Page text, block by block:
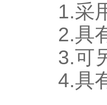
1.采
2.具
3.可
4.具